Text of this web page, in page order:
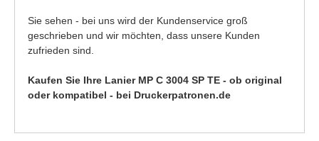
Sie sehen - bei uns wird der Kundenservice groß
geschrieben und wir möchten, dass unsere Kunden
zufrieden sind.
Kaufen Sie Ihre Lanier MP C 3004 SP TE - ob original
oder kompatibel - bei Druckerpatronen.de